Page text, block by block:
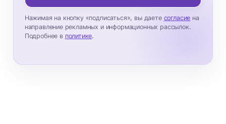
Нажимая на кнопку «подписаться», вы даете согласие на
направление рекламных и информационных рассылок.
Подробнее в политике.